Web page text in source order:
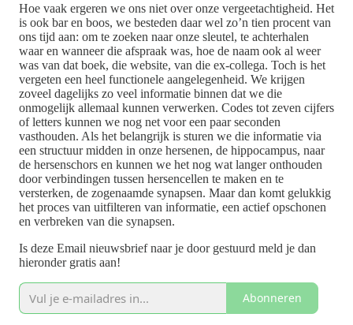
Hoe vaak ergeren we ons niet over onze vergeetachtigheid. Het
is ook bar en boos, we besteden daar wel zo’n tien procent van
ons tijd aan: om te zoeken naar onze sleutel, te achterhalen
waar en wanneer die afspraak was, hoe de naam ook al weer
was van dat boek, die website, van die ex-collega. Toch is het
vergeten een heel functionele aangelegenheid. We krijgen
zoveel dagelijks zo veel informatie binnen dat we die
onmogelijk allemaal kunnen verwerken. Codes tot zeven cijfers
of letters kunnen we nog net voor een paar seconden
vasthouden. Als het belangrijk is sturen we die informatie via
een structuur midden in onze hersenen, de hippocampus, naar
de hersenschors en kunnen we het nog wat langer onthouden
door verbindingen tussen hersencellen te maken en te
versterken, de zogenaamde synapsen. Maar dan komt gelukkig
het proces van uitfilteren van informatie, een actief opschonen
en verbreken van die synapsen.
Is deze Email nieuwsbrief naar je door gestuurd meld je dan
hieronder gratis aan!
Abonneren